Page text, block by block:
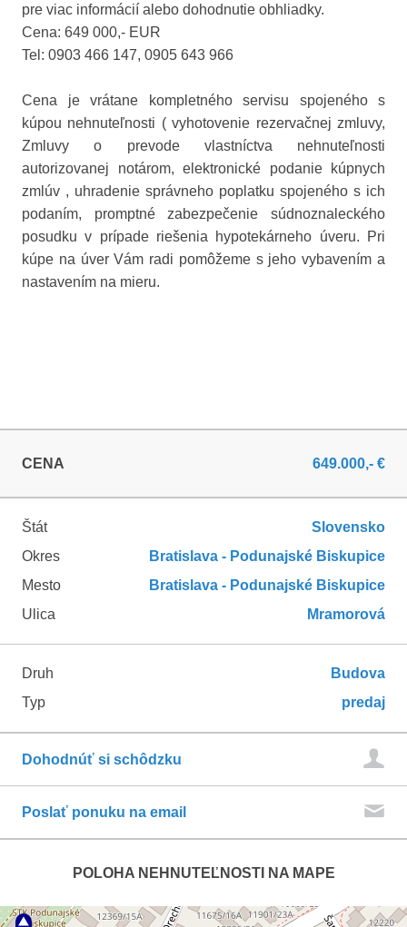
pre viac informácií alebo dohodnutie obhliadky.
Cena: 649 000,- EUR
Tel: 0903 466 147, 0905 643 966
Cena je vrátane kompletného servisu spojeného s
kúpou nehnuteľnosti ( vyhotovenie rezervačnej zmluvy,
Zmluvy o prevode vlastníctva nehnuteľnosti
autorizovanej notárom, elektronické podanie kúpnych
zmlúv , uhradenie správneho poplatku spojeného s ich
podaním, promptné zabezpečenie súdnoznaleckého
posudku v prípade riešenia hypotekárneho úveru. Pri
kúpe na úver Vám radi pomôžeme s jeho vybavením a
nastavením na mieru.
CENA 649.000,- €
Štát
Slovensko
Okres
Bratislava - Podunajské Biskupice
Mesto
Bratislava - Podunajské Biskupice
Ulica
Mramorová
Druh
Budova
Typ
predaj
Dohodnúť si schôdzku
Poslať ponuku na email
POLOHA NEHNUTEĽNOSTI NA MAPE